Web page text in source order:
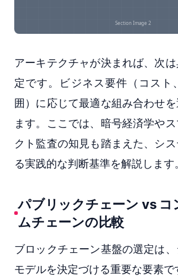
アーキテクチャが決まれば、次
定です。ビジネス要件（コスト
囲）に応じて最適な組み合わせ
ます。ここでは、暗号経済学や
クト監査の知見も踏まえた、シ
る実践的な判断基準を解説します
パブリックチェーン vs コ
ムチェーンの比較
ブロックチェーン基盤の選定は
モデルを決定づける重要な要素で